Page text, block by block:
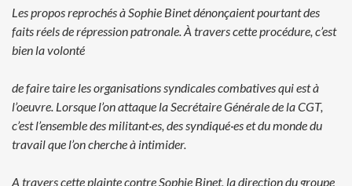
Les propos reprochés à Sophie Binet dénonçaient pourtant des
faits réelsde répression patronale. À travers cette procédure, c’est
bien la volonté
de faire taire les organisations syndicales combatives qui est à
l’oeuvre. Lorsque l’on attaque la Secrétaire Générale de la CGT,
c’est l’ensembledes militant·es, des syndiqué·es et du monde du
travail que l’on chercheà intimider.
A travers cette plainte contre Sophie Binet, la direction du groupe